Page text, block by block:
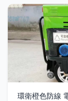
環衛橙色防線